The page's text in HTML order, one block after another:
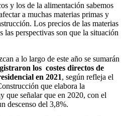
y los de la alimentación sabemos
a muchas materias primas y
Los precios de las materias
las perspectivas son que la situación
a lo largo de este año se sumarán
los costes directos de
en 2021, según refleja el
que elabora la
que señalar que en 2020, con el
descenso del 3,8%.